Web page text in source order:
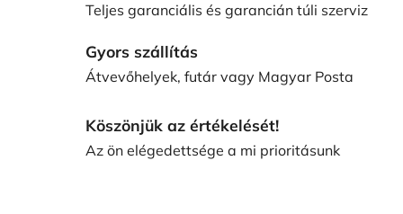
Teljes garanciális és garancián túli szerviz
Gyors szállítás
Átvevőhelyek, futár vagy Magyar Posta
Köszönjük az értékelését!
Az ön elégedettsége a mi prioritásunk